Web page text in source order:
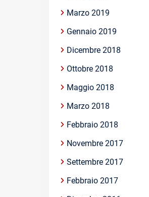
Marzo 2019
Gennaio 2019
Dicembre 2018
Ottobre 2018
Maggio 2018
Marzo 2018
Febbraio 2018
Novembre 2017
Settembre 2017
Febbraio 2017